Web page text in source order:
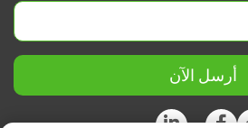
أرسل الآن